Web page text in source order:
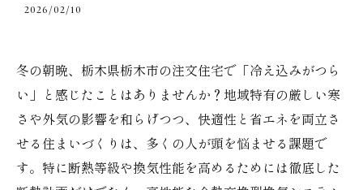
2026/02/10
冬の朝晩、栃木県栃木市の注文住宅で「冷え込みがつら
い」と感じたことはありませんか？地域特有の厳しい寒
さや外気の影響を和らげつつ、快適性と省エネを両立さ
せる住まいづくりは、多くの人が頭を悩ませる課題で
す。特に断熱等級や換気性能を高めるためには徹底した